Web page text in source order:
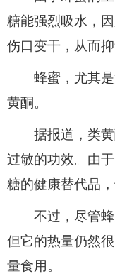
糖能强烈吸水，
伤口变干，从而
蜂蜜，尤其是
黄酮。
据报道，类黄
过敏的功效。由
糖的健康替代品
不过，尽管蜂
但它的热量仍然
量食用。